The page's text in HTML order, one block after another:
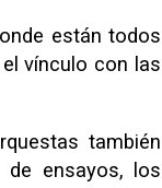
están todos
vínculo con las
también
ensayos, los